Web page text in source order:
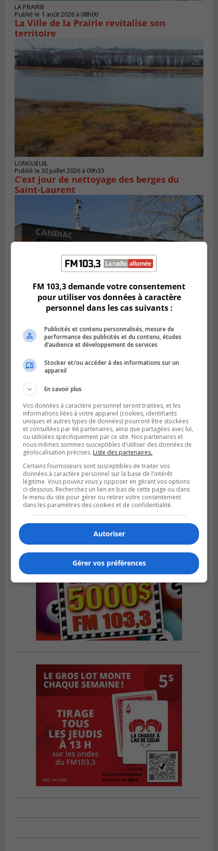
LA PRAIRIE
Publié le 1 août 2026 à 08h00
La Ville de la Prairie revitalise son
territoire
LONGUEUIL
Publié le 30 juillet 2026 à 09h33
C’est jour de nettoyage des berges du
Saint-Laurent
Publié le 27 juillet 2026 à 14h40
Candiac propulse sa transition verte
SAINT-BRUNO-DE-MONTARVILLE
Publié le 26 juillet 2026 à 08h01
Saint‑Bruno veut accélérer l’abandon des
outils à essence
FM 103,3 demande votre consentement
pour utiliser vos données à caractère
personnel dans les cas suivants :
Publicités et contenu personnalisés, mesure de
performance des publicités et du contenu, études
d’audience et développement de services
Stocker et/ou accéder à des informations sur un
appareil
En savoir plus
Vos données à caractère personnel seront traitées, et les
informations liées à votre appareil (cookies, identifiants
uniques et autres types de données) pourront être stockées
et consultées par 66 partenaires, ainsi que partagées avec lui,
ou utilisées spécifiquement par ce site. Nos partenaires et
nous-mêmes sommes susceptibles d'utiliser des données de
géolocalisation précises. Liste des partenaires.
Certains fournisseurs sont susceptibles de traiter vos
données à caractère personnel sur la base de l'intérêt
légitime. Vous pouvez vous y opposer en gérant vos options
ci-dessous. Recherchez un lien en bas de cette page ou dans
le menu du site pour gérer ou retirer votre consentement
dans les paramètres des cookies et de confidentialité.
Autoriser
Gérer vos préférences